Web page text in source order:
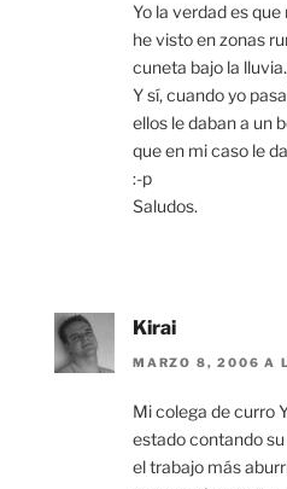
Yo la verdad es
he visto en zonas
cuneta bajo la lluvia.
Y sí, cuando yo
ellos le daban a un
que en mi caso le
:-p
Saludos.
Kirai
MARZO 8, 2006 A
Mi colega de curro
estado contando
el trabajo más